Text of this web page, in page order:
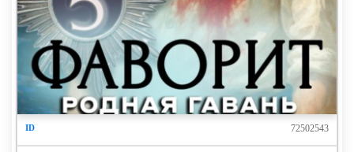
72502543